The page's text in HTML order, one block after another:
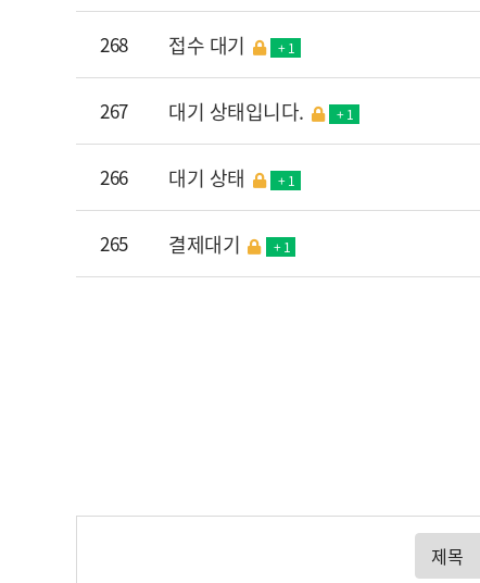
268 접수 대기 + 1
267 대기 상태입니다. + 1
266 대기 상태 + 1
265 결제대기 + 1